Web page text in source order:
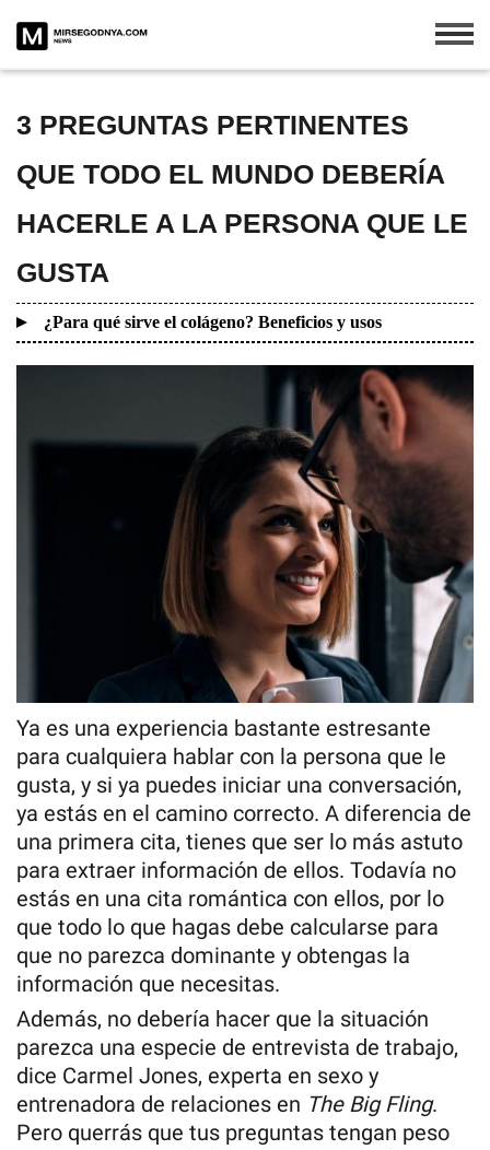
3 PREGUNTAS PERTINENTES
QUE TODO EL MUNDO DEBERÍA
HACERLE A LA PERSONA QUE LE
GUSTA
¿Para qué sirve el colágeno? Beneficios y usos
Ya es una experiencia bastante estresante
para cualquiera hablar con la persona que le
gusta, y si ya puedes iniciar una conversación,
ya estás en el camino correcto. A diferencia de
una primera cita, tienes que ser lo más astuto
para extraer información de ellos. Todavía no
estás en una cita romántica con ellos, por lo
que todo lo que hagas debe calcularse para
que no parezca dominante y obtengas la
información que necesitas.
Además, no debería hacer que la situación
parezca una especie de entrevista de trabajo,
dice Carmel Jones, experta en sexo y
entrenadora de relaciones en The Big Fling.
Pero querrás que tus preguntas tengan peso